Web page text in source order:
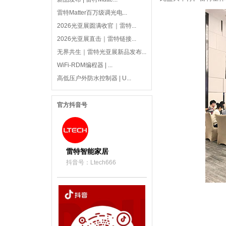
雷特Matter百万级调光电...
2026光亚展圆满收官｜雷特...
2026光亚展直击｜雷特链接...
无界共生｜雷特光亚展新品发布...
WiFi-RDM编程器 | ...
高低压户外防水控制器 | U...
官方抖音号
雷特智能家居
抖音号：Ltech666